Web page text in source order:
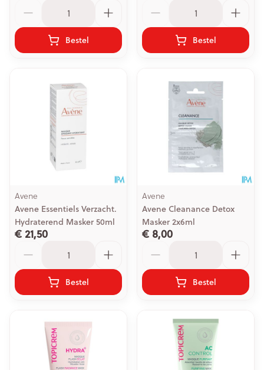
Bestel Bestel
Avene
Avene Essentiels Verzacht.
Hydraterend Masker 50ml
€ 21,50
Bestel
Avene
Avene Cleanance Detox
Masker 2x6ml
€ 8,00
Bestel